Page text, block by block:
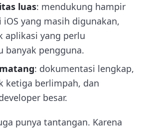
luas: mendukung hampir
iOS yang masih digunakan,
aplikasi yang perlu
banyak pengguna.
: dokumentasi lengkap,
ketiga berlimpah, dan
besar.
punya tantangan. Karena